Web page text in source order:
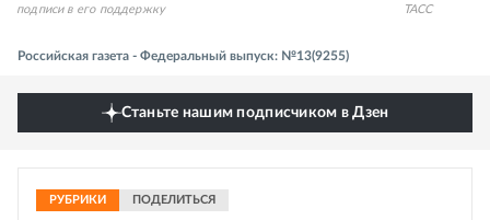
подписи в его поддержку
ТАСС
Российская газета - Федеральный выпуск: №13(9255)
Станьте нашим подписчиком в Дзен
РУБРИКИ ПОДЕЛИТЬСЯ